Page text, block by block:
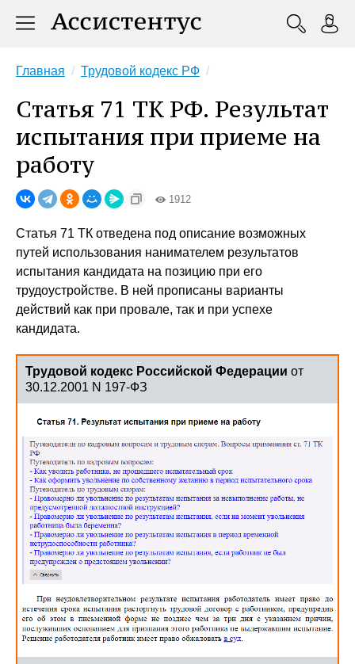
Главная Трудовой кодекс РФ
Статья 71 ТК РФ. Результат
испытания при приеме на
работу
1912
Статья 71 ТК отведена под описание возможных
путей использования нанимателем результатов
испытания кандидата на позицию при его
трудоустройстве. В ней прописаны варианты
действий как при провале, так и при успехе
кандидата.
Трудовой кодекс Российской Федерации от
30.12.2001 N 197-ФЗ